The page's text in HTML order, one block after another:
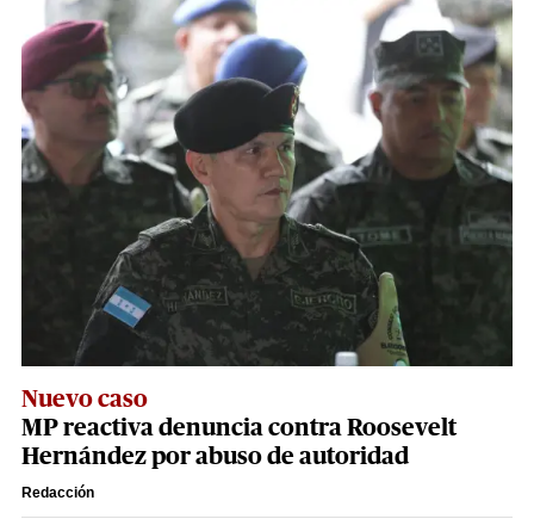
Nuevo caso
MP reactiva denuncia contra Roosevelt
Hernández por abuso de autoridad
Redacción